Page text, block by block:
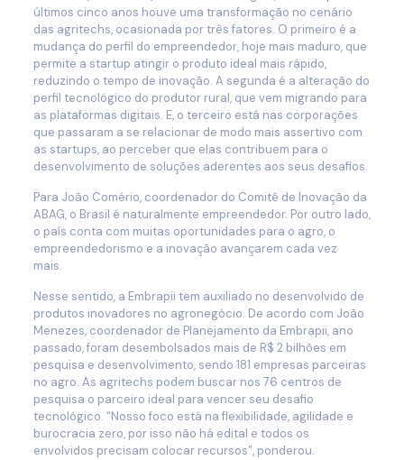
últimos cinco anos houve uma transformação no cenário
das agritechs, ocasionada por três fatores. O primeiro é a
mudança do perfil do empreendedor, hoje mais maduro, que
permite a startup atingir o produto ideal mais rápido,
reduzindo o tempo de inovação. A segunda é a alteração do
perfil tecnológico do produtor rural, que vem migrando para
as plataformas digitais. E, o terceiro está nas corporações
que passaram a se relacionar de modo mais assertivo com
as startups, ao perceber que elas contribuem para o
desenvolvimento de soluções aderentes aos seus desafios.
Para João Comério, coordenador do Comitê de Inovação da
ABAG, o Brasil é naturalmente empreendedor. Por outro lado,
o país conta com muitas oportunidades para o agro, o
empreendedorismo e a inovação avançarem cada vez
mais.
Nesse sentido, a Embrapii tem auxiliado no desenvolvido de
produtos inovadores no agronegócio. De acordo com João
Menezes, coordenador de Planejamento da Embrapii, ano
passado, foram desembolsados mais de R$ 2 bilhões em
pesquisa e desenvolvimento, sendo 181 empresas parceiras
no agro. As agritechs podem buscar nos 76 centros de
pesquisa o parceiro ideal para vencer seu desafio
tecnológico. “Nosso foco está na flexibilidade, agilidade e
burocracia zero, por isso não há edital e todos os
envolvidos precisam colocar recursos”, ponderou.